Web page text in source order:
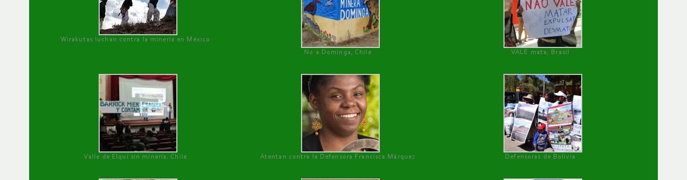
Wirakutas luchan contra la minería en México
No a Dominga, Chile
VALE mata, Brasil
Valle de Elqui sin minería. Chile Atentan contra la Defensora Francisca Márquez Defensoras de Bolivia